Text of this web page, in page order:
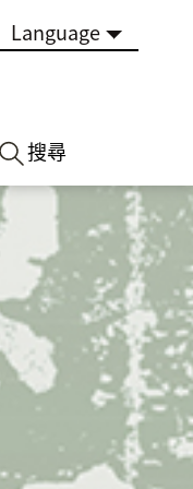
Language
搜尋